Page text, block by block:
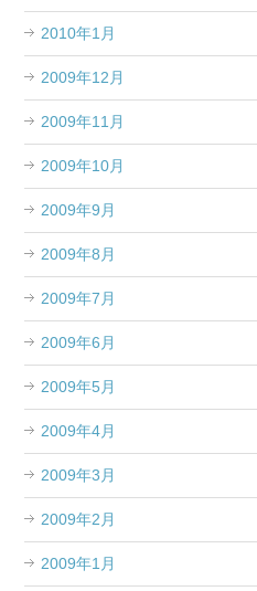
2010年1月
2009年12月
2009年11月
2009年10月
2009年9月
2009年8月
2009年7月
2009年6月
2009年5月
2009年4月
2009年3月
2009年2月
2009年1月